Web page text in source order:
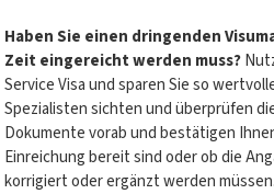
Haben Sie einen dringenden
Zeit eingereicht werden muss?
Service Visa und sparen Sie so
Spezialisten sichten und überprüfen
Dokumente vorab und bestätigen
Einreichung bereit sind oder ob die
korrigiert oder ergänzt werden müssen.